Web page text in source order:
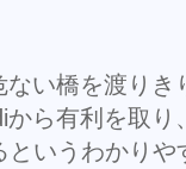
ない橋を渡り
ら有利を取
というわかり